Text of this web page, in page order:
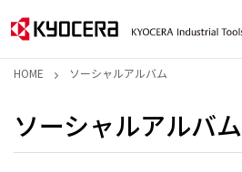
HOME ソーシャルアルバム
ソーシャルアルバム